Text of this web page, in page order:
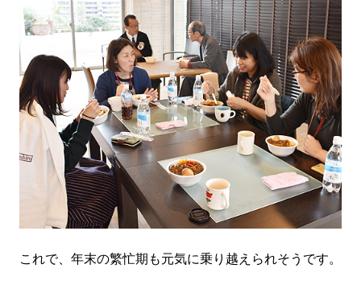
これで、年末の繁忙期も元気に乗り越えられそうです。